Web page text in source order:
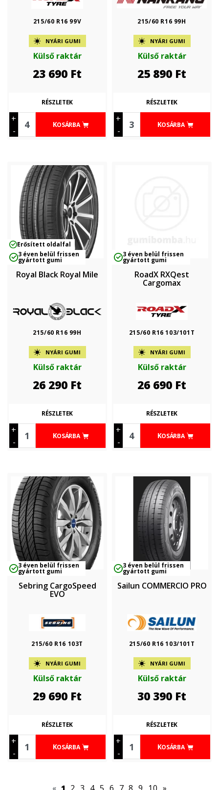
215/60 R16 99V
NYÁRI GUMI
Külső raktár
23 690 Ft
+
-
KOSÁRBA
RÉSZLETEK
215/60 R16 99H
NYÁRI GUMI
Külső raktár
25 890 Ft
+
-
KOSÁRBA
RÉSZLETEK
Erősített oldalfal
3 éven belül frissen
gyártott gumi
Royal Black Royal Mile
215/60 R16 99H
NYÁRI GUMI
Külső raktár
26 290 Ft
+
-
KOSÁRBA
RÉSZLETEK
3 éven belül frissen
gyártott gumi
RoadX RXQest
Cargomax
215/60 R16 103/101T
NYÁRI GUMI
Külső raktár
26 690 Ft
+
-
KOSÁRBA
RÉSZLETEK
3 éven belül frissen
gyártott gumi
Sebring CargoSpeed
EVO
215/60 R16 103T
NYÁRI GUMI
Külső raktár
29 690 Ft
+
-
KOSÁRBA
RÉSZLETEK
3 éven belül frissen
gyártott gumi
Sailun COMMERCIO PRO
215/60 R16 103/101T
NYÁRI GUMI
Külső raktár
30 390 Ft
+
-
KOSÁRBA
RÉSZLETEK